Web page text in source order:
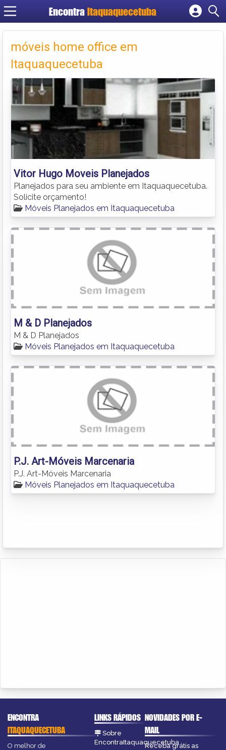
Encontra Itaquaquecetuba
Cadastrar empresa
Criar conta
móveis home office em
Itaquaquecetuba
Vitor Hugo Moveis Planejados
Planejados para seu ambiente em Itaquaquecetuba.
Solicite orçamento!
Móveis Planejados em Itaquaquecetuba
M & D Planejados
M & D Planejados
Móveis Planejados em Itaquaquecetuba
P.J. Art-Móveis Marcenaria
P.J. Art-Móveis Marcenaria
Móveis Planejados em Itaquaquecetuba
ENCONTRA
ITAQUAQUECETUBA
O melhor de
LINKS RÁPIDOS
Sobre
EncontraItaquaquecetuba
NOVIDADES POR E-
MAIL
Receba grátis as